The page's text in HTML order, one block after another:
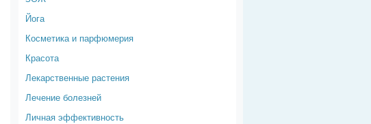
Йога
Косметика и парфюмерия
Красота
Лекарственные растения
Лечение болезней
Личная эффективность